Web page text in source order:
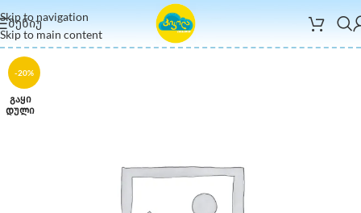
Skip to navigation
Skip to main content
ᲛᲔᲜᲘᲣ
-20%
ᲒᲐᲧᲘ
ᲓᲣᲚᲘ